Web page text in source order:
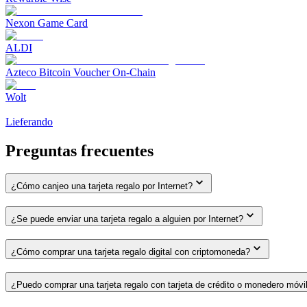
Nexon Game Card
ALDI
Azteco Bitcoin Voucher On-Chain
Wolt
Lieferando
Preguntas frecuentes
¿Cómo canjeo una tarjeta regalo por Internet?
¿Se puede enviar una tarjeta regalo a alguien por Internet?
¿Cómo comprar una tarjeta regalo digital con criptomoneda?
¿Puedo comprar una tarjeta regalo con tarjeta de crédito o monedero